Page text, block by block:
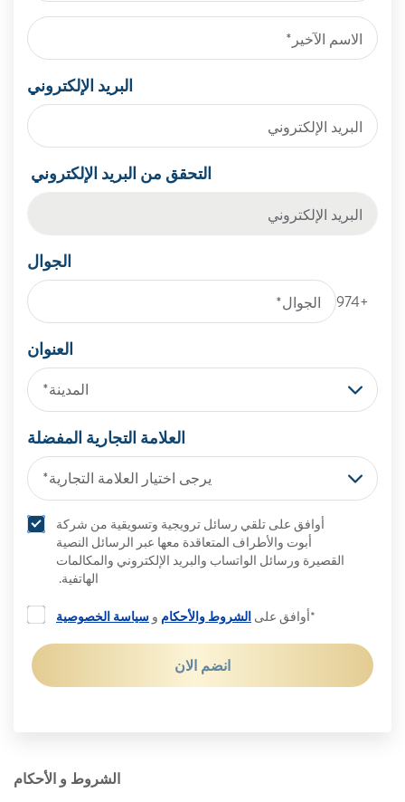
البريد الإلكتروني
التحقق من البريد الإلكتروني
الجوال
+974
العنوان
المدينة*
العلامة التجارية المفضلة
يرجى اختيار العلامة التجارية*
أوافق على تلقي رسائل ترويجية وتسويقية من شركة
أبوت والأطراف المتعاقدة معها عبر الرسائل النصية
القصيرة ورسائل الواتساب والبريد الإلكتروني والمكالمات
الهاتفية.
*أوافق على الشروط والأحكام و سياسة الخصوصية
انضم الان
الشروط و الأحكام